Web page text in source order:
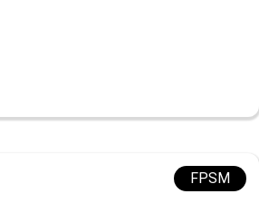
FPSM